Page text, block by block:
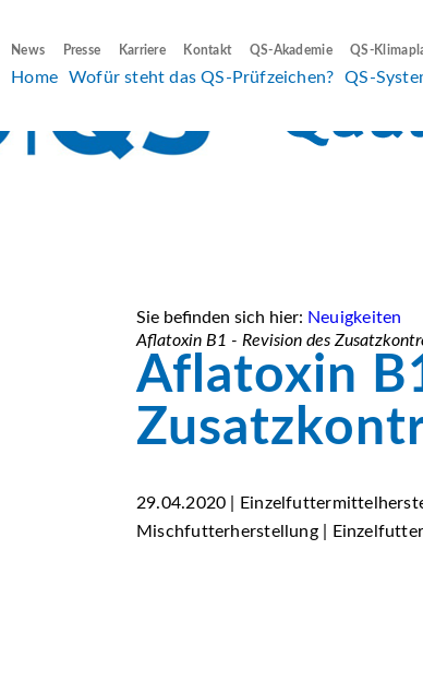
News Presse Karriere Kontakt QS-Akademie QS-
Home Wofür steht das QS-Prüfzeichen? QS-
Sie befinden sich hier: Neuigkeiten
Aflatoxin B1 - Revision des
Aflatoxin
29.04.2020 |
Mischfutterherstellung |